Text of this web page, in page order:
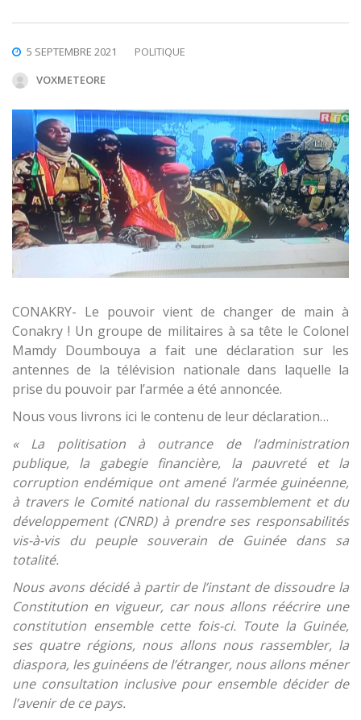
5 SEPTEMBRE 2021
POLITIQUE
VOXMETEORE
CONAKRY- Le pouvoir vient de changer de main à
Conakry ! Un groupe de militaires à sa tête le Colonel
Mamdy Doumbouya a fait une déclaration sur les
antennes de la télévision nationale dans laquelle la
prise du pouvoir par l’armée a été annoncée.
Nous vous livrons ici le contenu de leur déclaration…
« La politisation à outrance de l’administration
publique, la gabegie financière, la pauvreté et la
corruption endémique ont amené l’armée guinéenne,
à travers le Comité national du rassemblement et du
développement (CNRD) à prendre ses responsabilités
vis-à-vis du peuple souverain de Guinée dans sa
totalité.
Nous avons décidé à partir de l’instant de dissoudre la
Constitution en vigueur, car nous allons réécrire une
constitution ensemble cette fois-ci. Toute la Guinée,
ses quatre régions, nous allons nous rassembler, la
diaspora, les guinéens de l’étranger, nous allons méner
une consultation inclusive pour ensemble décider de
l’avenir de ce pays.